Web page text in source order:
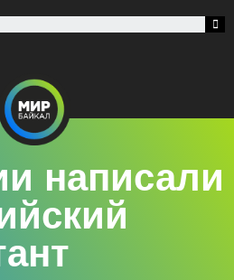
написали